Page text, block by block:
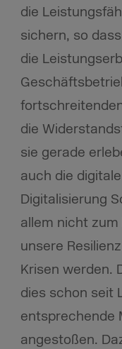
die
sichern, so
die
die
sie gerade
auch die
Digitalisierung
allem nicht
unsere
Krisen werden.
dies schon seit
entsprechende
angestoßen.